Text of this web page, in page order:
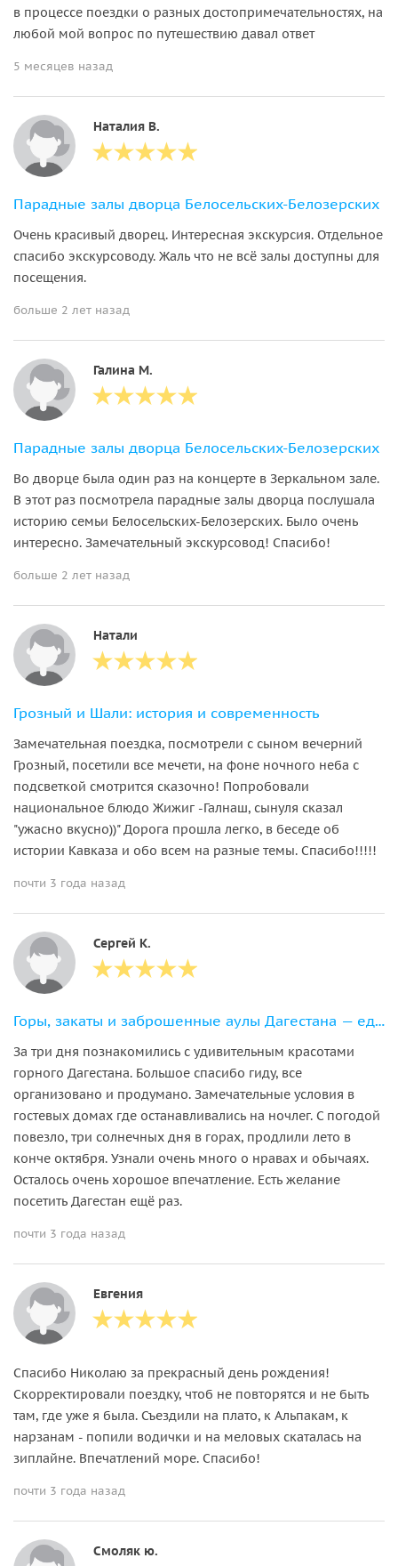
в процессе поездки о разных достопримечательностях, на
любой мой вопрос по путешествию давал ответ
5 месяцев назад
Наталия В.
Парадные залы дворца Белосельских-Белозерских
Очень красивый дворец. Интересная экскурсия. Отдельное
спасибо экскурсоводу. Жаль что не всё залы доступны для
посещения.
больше 2 лет назад
Галина М.
Парадные залы дворца Белосельских-Белозерских
Во дворце была один раз на концерте в Зеркальном зале.
В этот раз посмотрела парадные залы дворца послушала
историю семьи Белосельских-Белозерских. Было очень
интересно. Замечательный экскурсовод! Спасибо!
больше 2 лет назад
Натали
Грозный и Шали: история и современность
Замечательная поездка, посмотрели с сыном вечерний
Грозный, посетили все мечети, на фоне ночного неба с
подсветкой смотрится сказочно! Попробовали
национальное блюдо Жижиг -Галнаш, сынуля сказал
"ужасно вкусно))" Дорога прошла легко, в беседе об
истории Кавказа и обо всем на разные темы. Спасибо!!!!!
почти 3 года назад
Сергей К.
Горы, закаты и заброшенные аулы Дагестана — едем в горы на выходные
За три дня познакомились с удивительным красотами
горного Дагестана. Большое спасибо гиду, все
организовано и продумано. Замечательные условия в
гостевых домах где останавливались на ночлег. С погодой
повезло, три солнечных дня в горах, продлили лето в
конче октября. Узнали очень много о нравах и обычаях.
Осталось очень хорошое впечатление. Есть желание
посетить Дагестан ещё раз.
почти 3 года назад
Евгения
Спасибо Николаю за прекрасный день рождения!
Скорректировали поездку, чтоб не повторятся и не быть
там, где уже я была. Съездили на плато, к Альпакам, к
нарзанам - попили водички и на меловых скаталась на
зиплайне. Впечатлений море. Спасибо!
почти 3 года назад
Смоляк ю.